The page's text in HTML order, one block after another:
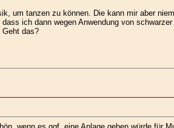
um tanzen zu können. Die kann mir aber
ich dann wegen Anwendung von
das?